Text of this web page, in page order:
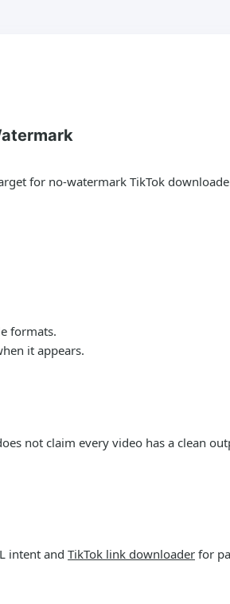
for no-watermark TikTok
formats.
it appears.
not claim every video has a clean
intent and TikTok link downloader for